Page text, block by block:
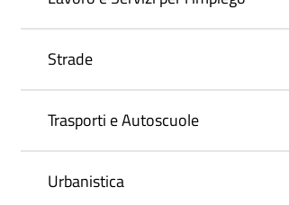
Strade
Trasporti e Autoscuole
Urbanistica